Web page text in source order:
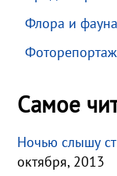
Флора и фауна
Самое
Ночью слышу
октября, 2013